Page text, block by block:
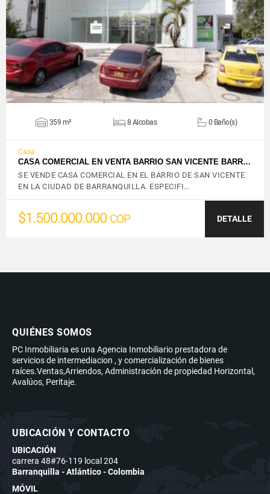
VER DETALLES
359 m² 8 Alcobas 0 Baño(s)
Casa
CASA COMERCIAL EN VENTA BARRIO SAN VICENTE BARR…
SE VENDE CASA COMERCIAL EN EL BARRIO DE SAN VICENTE
EN LA CIUDAD DE BARRANQUILLA. ESPECIFI…
$1.500.000.000 COP DETALLE
QUIÉNES SOMOS
PC Inmobiliaria es una Agencia Inmobiliario prestadora de
servicios de intermediacion , y comercialización de bienes
raíces.Ventas,Arriendos, Administración de propiedad Horizontal,
Avalúos, Peritaje.
UBICACIÓN Y CONTACTO
UBICACIÓN
carrera 48#76-119 local 204
Barranquilla - Atlántico - Colombia
MÓVIL